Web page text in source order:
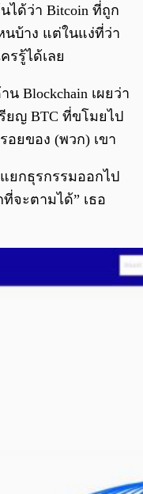
ได้ว่า Bitcoin ที่ถูก
นบ้าง แต่ในแง่ที่ว่า
รรู้ได้เลย
Blockchain เผยว่า
ยญ BTC ที่ขโมยไป
ยของ (พวก) เขา
ยกธุรกรรมออกไป
จะตามได้” เธอ